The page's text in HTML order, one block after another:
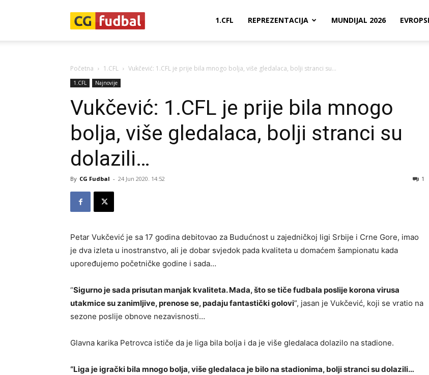
1.CFL REPREZENTACIJA MUNDIJAL 2026
Početna 1.CFL Vukčević: 1.CFL je prije bila mnogo bolja, više gledalaca, bolji stranci su...
1.CFL Najnovije
Vukčević: 1.CFL je prije bila mnogo
bolja, više gledalaca, bolji stranci su
dolazili…
By CG Fudbal - 24 Jun 2020. 14:52 1
Petar Vukčević je sa 17 godina debitovao za Budućnost u zajedničkoj ligi Srbije i Crne Gore, imao
je dva izleta u inostranstvo, ali je dobar svjedok pada kvaliteta u domaćem šampionatu kada
upoređujemo početničke godine i sada…
“Sigurno je sada prisutan manjak kvaliteta. Mada, što se tiče fudbala poslije korona virusa
utakmice su zanimljive, prenose se, padaju fantastički golovi”, jasan je Vukčević, koji se vratio na
sezone poslije obnove nezavisnosti…
Glavna karika Petrovca ističe da je liga bila bolja i da je više gledalaca dolazilo na stadione.
“Liga je igrački bila mnogo bolja, više gledalaca je bilo na stadionima, bolji stranci su dolazili…